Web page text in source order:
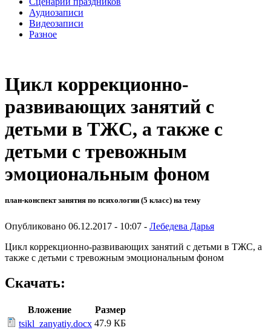
Аудиозаписи
Видеозаписи
Разное
Цикл коррекционно-
развивающих занятий с
детьми в ТЖС, а также с
детьми с тревожным
эмоциональным фоном
план-конспект занятия по психологии (5 класс) на тему
Опубликовано 06.12.2017 - 10:07 - Лебедева Дарья
Цикл коррекционно-развивающих занятий с детьми в ТЖС, а
также с детьми с тревожным эмоциональным фоном
Скачать:
Вложение
Размер
tsikl_zanyatiy.docx 47.9 КБ